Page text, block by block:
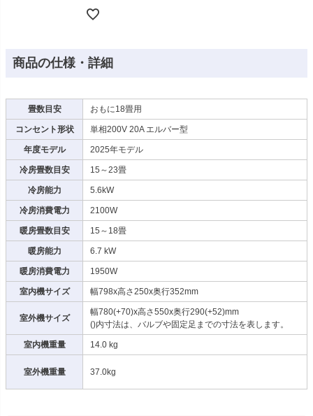
商品の仕様・詳細
畳数目安 おもに18畳用
コンセント形状 単相200V 20A エルバー型
年度モデル 2025年モデル
冷房畳数目安 15～23畳
冷房能力 5.6kW
冷房消費電力 2100W
暖房畳数目安 15～18畳
暖房能力 6.7 kW
暖房消費電力 1950W
室内機サイズ 幅798x高さ250x奥行352mm
室外機サイズ
幅780(+70)x高さ550x奥行290(+52)mm
()内寸法は、バルブや固定足までの寸法を表します。
室内機重量 14.0 kg
室外機重量 37.0kg